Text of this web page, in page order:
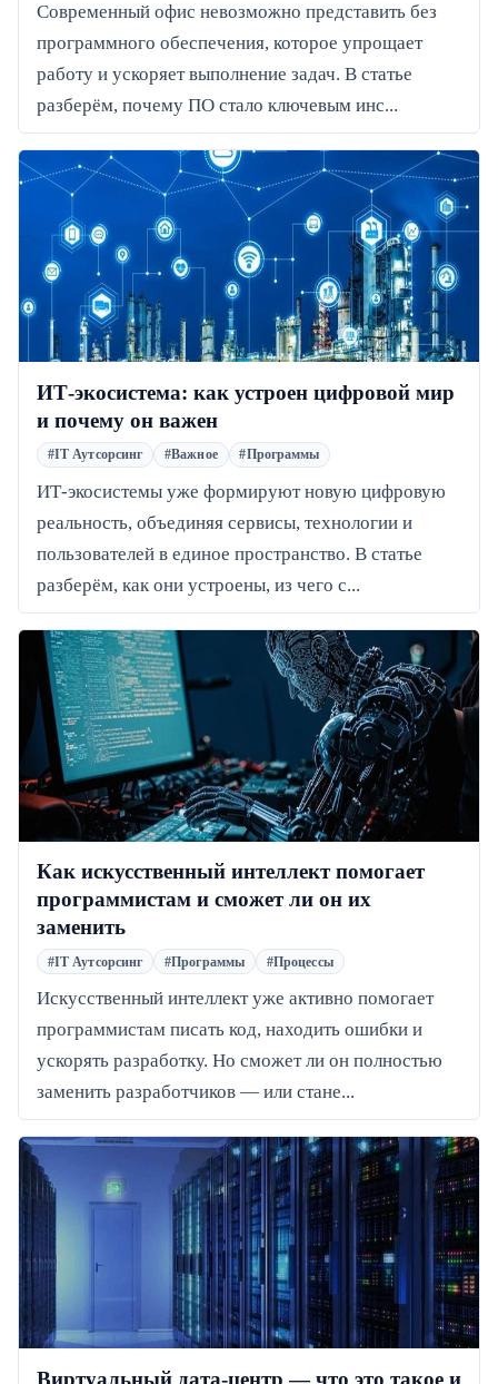
Современный офис невозможно представить без
программного обеспечения, которое упрощает
работу и ускоряет выполнение задач. В статье
разберём, почему ПО стало ключевым инс...
ИТ-экосистема: как устроен цифровой мир
и почему он важен
#IT Аутсорсинг #Важное #Программы
ИТ-экосистемы уже формируют новую цифровую
реальность, объединяя сервисы, технологии и
пользователей в единое пространство. В статье
разберём, как они устроены, из чего с...
Как искусственный интеллект помогает
программистам и сможет ли он их
заменить
#IT Аутсорсинг #Программы #Процессы
Искусственный интеллект уже активно помогает
программистам писать код, находить ошибки и
ускорять разработку. Но сможет ли он полностью
заменить разработчиков — или стане...
Виртуальный дата-центр — что это такое и